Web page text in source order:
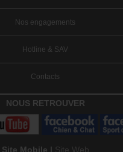
Nos engagements
Hotline & SAV
Contacts
NOUS RETROUVER
Site Mobile | Site Web